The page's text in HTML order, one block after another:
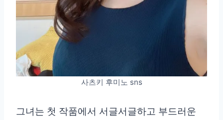
사츠키 후미노 sns
그녀는 첫 작품에서 서글서글하고 부드러운